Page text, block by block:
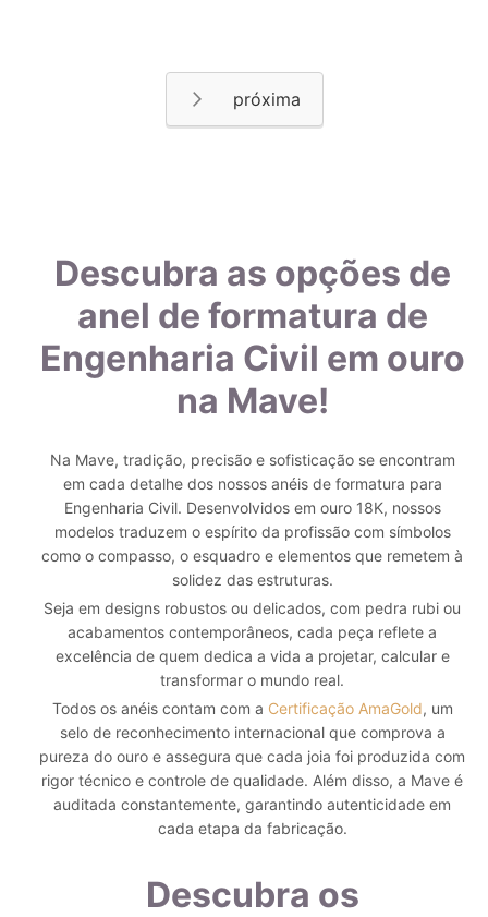
Página
Próximo
Descubra as opções de
anel de formatura de
Engenharia Civil em ouro
na Mave!
Na Mave, tradição, precisão e sofisticação se encontram
em cada detalhe dos nossos anéis de formatura para
Engenharia Civil. Desenvolvidos em ouro 18K, nossos
modelos traduzem o espírito da profissão com símbolos
como o compasso, o esquadro e elementos que remetem à
solidez das estruturas.
Seja em designs robustos ou delicados, com pedra rubi ou
acabamentos contemporâneos, cada peça reflete a
excelência de quem dedica a vida a projetar, calcular e
transformar o mundo real.
Todos os anéis contam com a Certificação AmaGold, um
selo de reconhecimento internacional que comprova a
pureza do ouro e assegura que cada joia foi produzida com
rigor técnico e controle de qualidade. Além disso, a Mave é
auditada constantemente, garantindo autenticidade em
cada etapa da fabricação.
Descubra os